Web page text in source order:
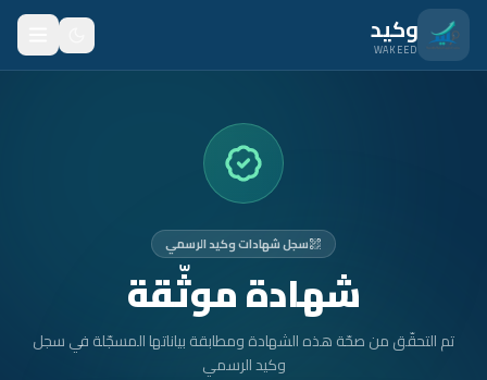
انتقل للمحتوى الرئيسي
وكيد
WAKEED
المتدربون
سجل شهادات وكيد الرسمي
شهادة موثّقة
تم التحقّق من صحّة هذه الشهادة ومطابقة بياناتها المسجّلة في سجل
وكيد الرسمي